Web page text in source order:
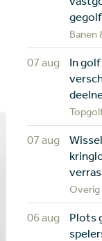
Banen
07 aug
In
07 aug
Overig
06 aug
Plots